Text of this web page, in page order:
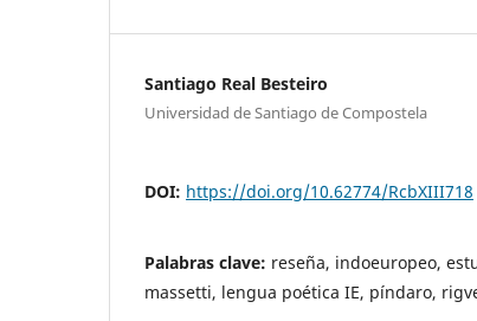
Santiago Real Besteiro
Universidad de Santiago de Compostela
DOI: https://doi.org/10.62774/RcbXIII718
Palabras clave: reseña, indoeuropeo,
massetti, lengua poética IE, píndaro,